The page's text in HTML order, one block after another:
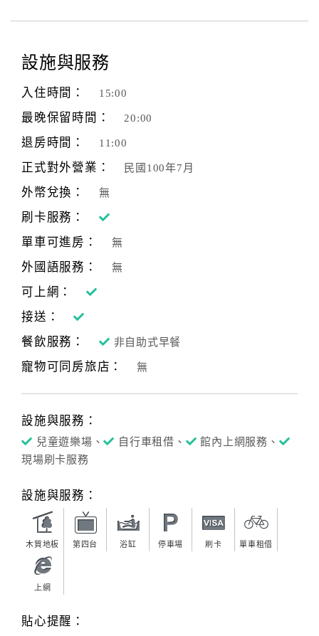
客
意
度
訂
管
理
會
帳
戶
客
聯
絡
線
服
利
設施與服務
入住時間： 15:00
最晚保留時間： 20:00
退房時間： 11:00
正式對外營業： 民國100年7月
外幣兌換： 無
刷卡服務：
單車可進房：
無
外國語服務： 無
可上網：
接送：
餐飲服務：
非自助式早餐
寵物可同房旅店： 無
設施與服務：
兒童遊樂場、 自行車租借、
館內上網服務、
現場刷卡服務
設施與服務：
木質地板 第四台 浴缸 停車場 刷卡 單車租借
上網
貼心提醒：